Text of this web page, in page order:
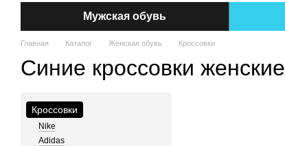
Мужская обувь
Главная Каталог Женская обувь Кроссовки
Синие кроссовки женские
Кроссовки
Nike
Adidas